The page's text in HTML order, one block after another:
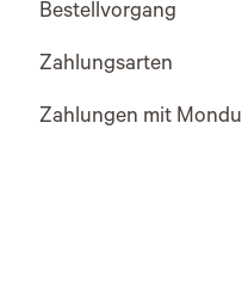
Bestellvorgang
Zahlungsarten
Zahlungen mit Mondu